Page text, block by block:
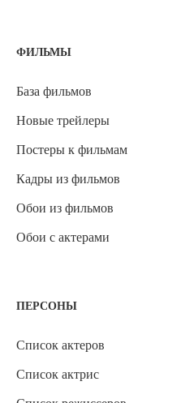
ФИЛЬМЫ
База фильмов
Новые трейлеры
Постеры к фильмам
Кадры из фильмов
Обои из фильмов
Обои с актерами
ПЕРСОНЫ
Список актеров
Список актрис